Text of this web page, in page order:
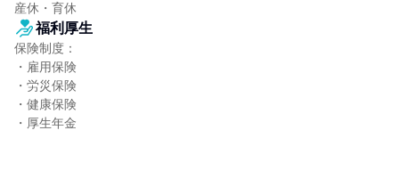
産休・育休
福利厚生
保険制度：
・雇用保険
・労災保険
・健康保険
・厚生年金